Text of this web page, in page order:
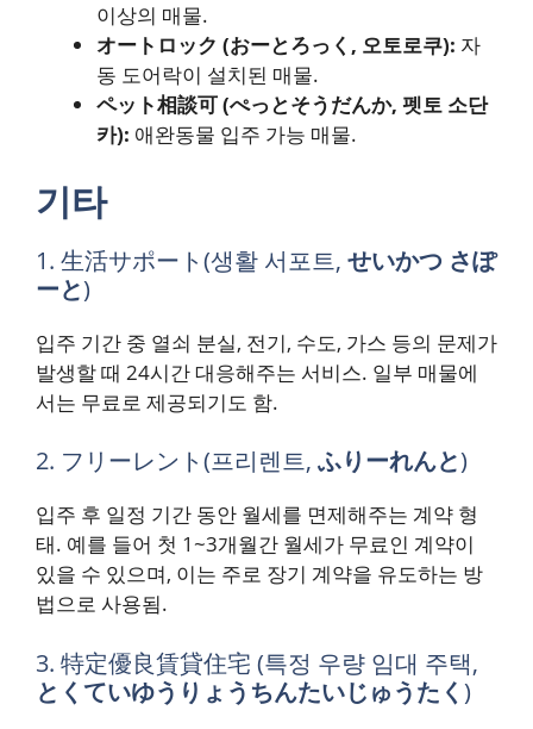
이상의 매물.
オートロック (おーとろっく, 오토로쿠): 자
동 도어락이 설치된 매물.
ペット相談可 (ぺっとそうだんか, 펫토 소단
카): 애완동물 입주 가능 매물.
기타
1. 生活サポート(생활 서포트, せいかつ さぽ
ーと)
입주 기간 중 열쇠 분실, 전기, 수도, 가스 등의 문제가
발생할 때 24시간 대응해주는 서비스. 일부 매물에
서는 무료로 제공되기도 함.
2. フリーレント(프리렌트, ふりーれんと)
입주 후 일정 기간 동안 월세를 면제해주는 계약 형
태. 예를 들어 첫 1~3개월간 월세가 무료인 계약이
있을 수 있으며, 이는 주로 장기 계약을 유도하는 방
법으로 사용됨.
3. 特定優良賃貸住宅 (특정 우량 임대 주택,
とくていゆうりょうちんたいじゅうたく )